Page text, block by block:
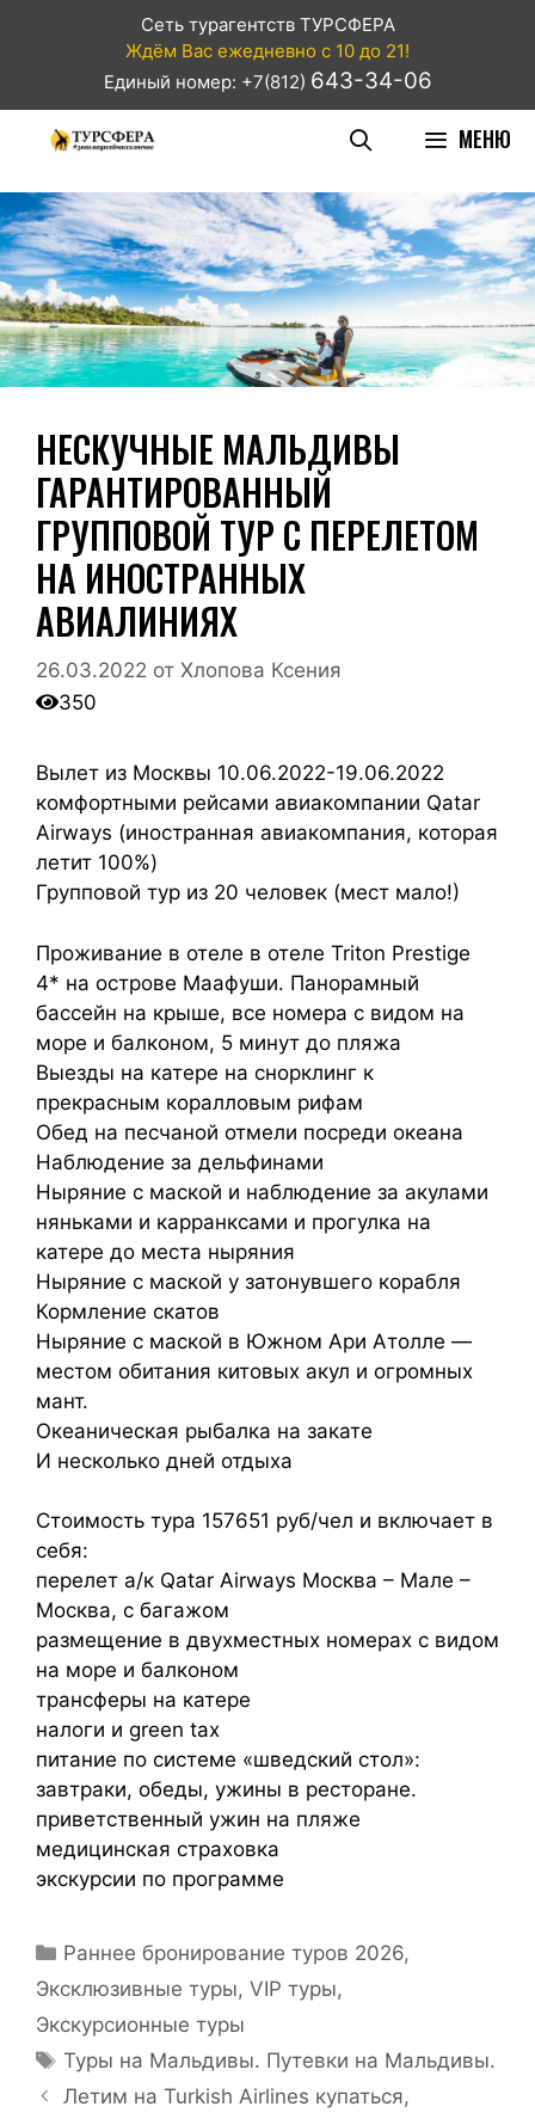
Сеть турагентств ТУРСФЕРА
Ждём Вас ежедневно с 10 до 21!
Единый номер: +7(812) 643-34-06
МЕНЮ
НЕСКУЧНЫЕ МАЛЬДИВЫ
ГАРАНТИРОВАННЫЙ
ГРУППОВОЙ ТУР С ПЕРЕЛЕТОМ
НА ИНОСТРАННЫХ
АВИАЛИНИЯХ
26.03.2022 от Хлопова Ксения
350
Вылет из Москвы 10.06.2022-19.06.2022
комфортными рейсами авиакомпании Qatar
Airways (иностранная авиакомпания, которая
летит 100%)
Групповой тур из 20 человек (мест мало!)
Проживание в отеле в отеле Triton Prestige
4* на острове Маафуши. Панорамный
бассейн на крыше, все номера с видом на
море и балконом, 5 минут до пляжа
Выезды на катере на снорклинг к
прекрасным коралловым рифам
Обед на песчаной отмели посреди океана
Наблюдение за дельфинами
Ныряние с маской и наблюдение за акулами
няньками и карранксами и прогулка на
катере до места ныряния
Ныряние с маской у затонувшего корабля
Кормление скатов
Ныряние с маской в Южном Ари Атолле —
местом обитания китовых акул и огромных
мант.
Океаническая рыбалка на закате
И несколько дней отдыха
Стоимость тура 157651 руб/чел и включает в
себя:
перелет а/к Qatar Airways Москва – Мале –
Москва, с багажом
размещение в двухместных номерах с видом
на море и балконом
трансферы на катере
налоги и green tax
питание по системе «шведский стол»:
завтраки, обеды, ужины в ресторане.
приветственный ужин на пляже
медицинская страховка
экскурсии по программе
Раннее бронирование туров 2026,
Эксклюзивные туры, VIP туры,
Экскурсионные туры
Туры на Мальдивы. Путевки на Мальдивы.
Летим на Turkish Airlines купаться,